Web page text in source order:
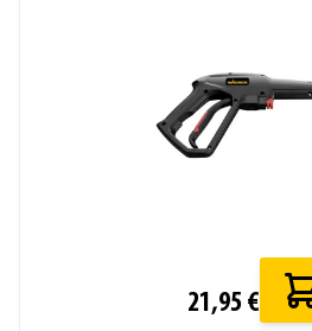
21,95 €